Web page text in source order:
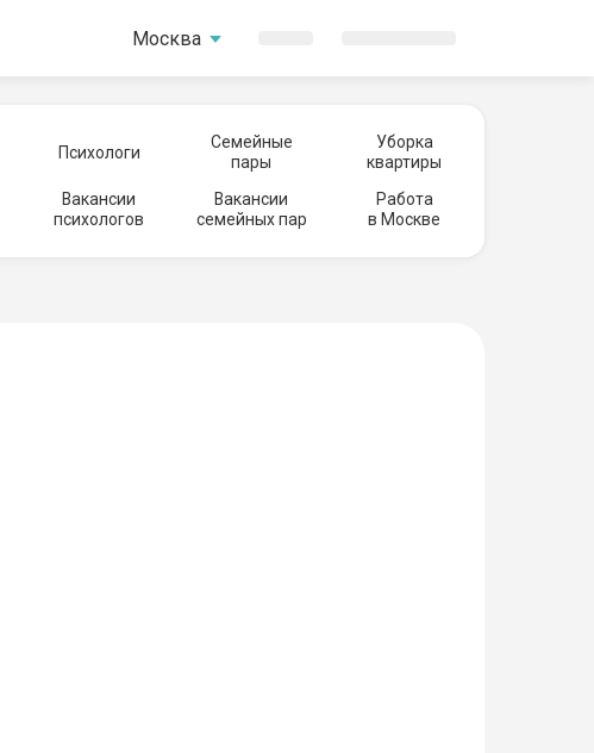
Москва
Психологи
Семейные
пары
Уборка
квартиры
Вакансии
психологов
Вакансии
семейных пар
Работа
в Москве